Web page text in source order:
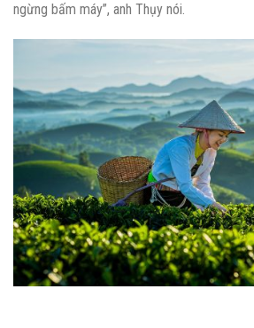
ngừng bấm máy”, anh Thụy nói.